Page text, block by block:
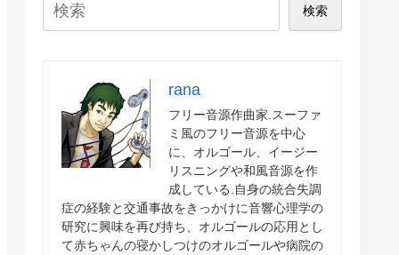
検索
rana
フリー音源作曲家.スーファ
ミ風のフリー音源を中心
に、オルゴール、イージー
リスニングや和風音源を作
成している.自身の統合失調
症の経験と交通事故をきっかけに音響心理学の
研究に興味を再び持ち、オルゴールの応用とし
て赤ちゃんの寝かしつけのオルゴールや病院の